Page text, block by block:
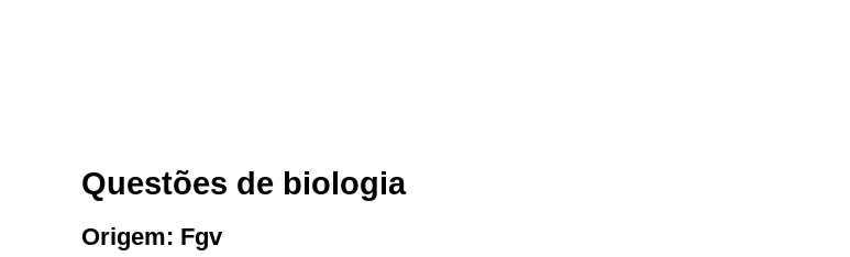
Questões de biologia
Origem: Fgv